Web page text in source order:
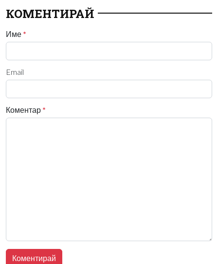
КОМЕНТИРАЙ
Име *
Email
Коментар *